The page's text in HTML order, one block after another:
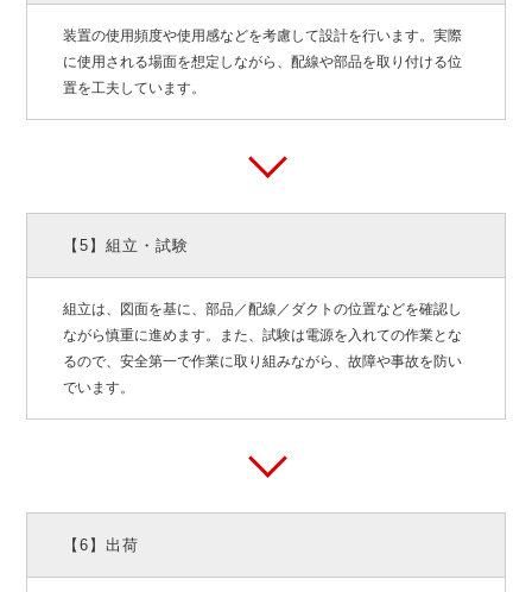
装置の使用頻度や使用感などを考慮して設計を行います。実際
に使用される場面を想定しながら、配線や部品を取り付ける位
置を工夫しています。
【5】組立・試験
組立は、図面を基に、部品／配線／ダクトの位置などを確認し
ながら慎重に進めます。また、試験は電源を入れての作業とな
るので、安全第一で作業に取り組みながら、故障や事故を防い
でいます。
【6】出荷